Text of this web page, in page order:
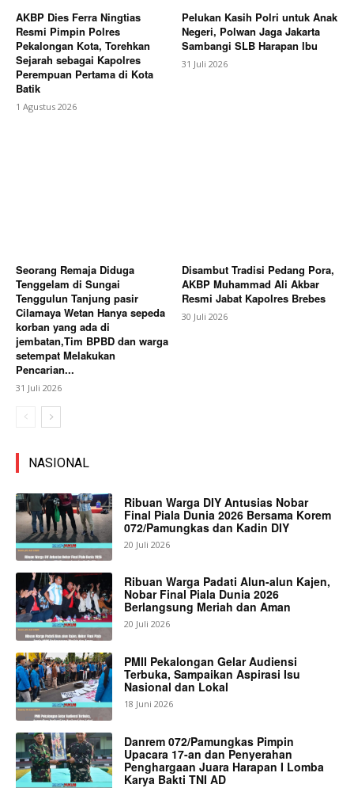
AKBP Dies Ferra Ningtias
Resmi Pimpin Polres
Pekalongan Kota, Torehkan
Sejarah sebagai Kapolres
Perempuan Pertama di Kota
Batik
1 Agustus 2026
Pelukan Kasih Polri untuk Anak
Negeri, Polwan Jaga Jakarta
Sambangi SLB Harapan Ibu
31 Juli 2026
Seorang Remaja Diduga
Tenggelam di Sungai
Tenggulun Tanjung pasir
Cilamaya Wetan Hanya sepeda
korban yang ada di
jembatan,Tim BPBD dan warga
setempat Melakukan
Pencarian...
31 Juli 2026
Disambut Tradisi Pedang Pora,
AKBP Muhammad Ali Akbar
Resmi Jabat Kapolres Brebes
30 Juli 2026
NASIONAL
Ribuan Warga DIY Antusias Nobar
Final Piala Dunia 2026 Bersama Korem
072/Pamungkas dan Kadin DIY
20 Juli 2026
Ribuan Warga Padati Alun-alun Kajen,
Nobar Final Piala Dunia 2026
Berlangsung Meriah dan Aman
20 Juli 2026
PMII Pekalongan Gelar Audiensi
Terbuka, Sampaikan Aspirasi Isu
Nasional dan Lokal
18 Juni 2026
Danrem 072/Pamungkas Pimpin
Upacara 17-an dan Penyerahan
Penghargaan Juara Harapan I Lomba
Karya Bakti TNI AD